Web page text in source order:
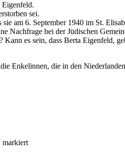
Eigenfeld.
sei.
am 6. September 1940 im St.
Nachfrage bei der Jüdischen
es sein, dass Berta Eigenfeld,
Enkelinnen, die in den
markiert